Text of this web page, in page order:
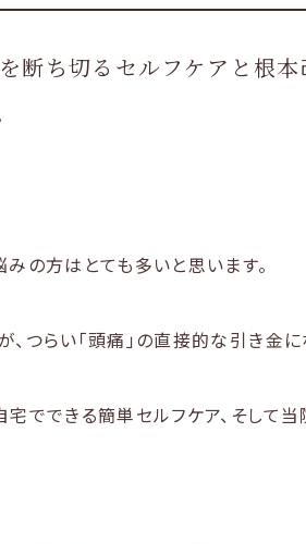
断ち切るセルフケアと根本
の方はとても多いと思います。
つらい「頭痛」の直接的な引き金に
でできる簡単セルフケア、そして